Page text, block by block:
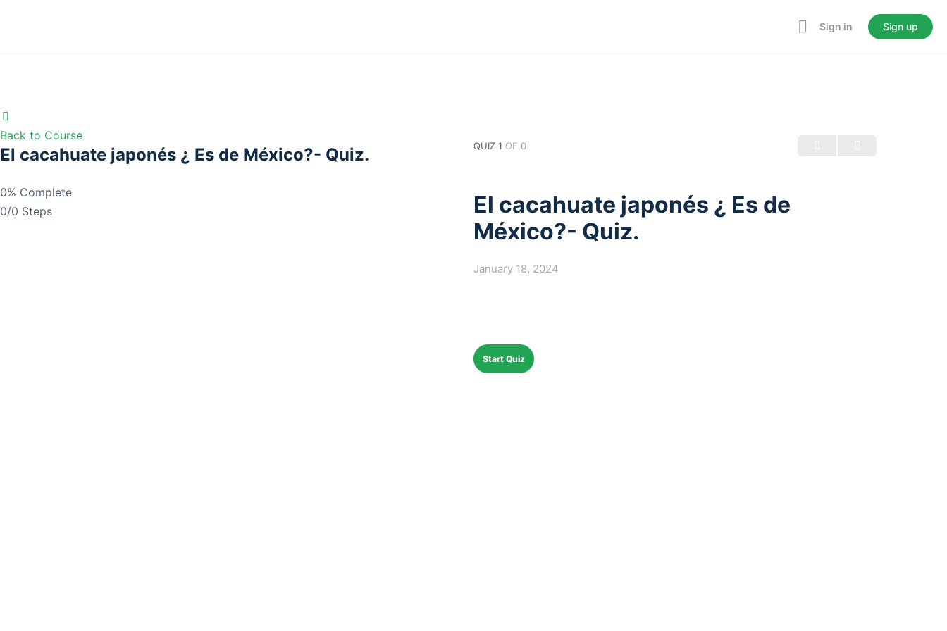
Sign in Sign up
Back to Course
El cacahuate japonés ¿ Es de México?- Quiz.
0% Complete
0/0 Steps
QUIZ 1 OF 0
El cacahuate japonés ¿ Es de
México?- Quiz.
January 18, 2024